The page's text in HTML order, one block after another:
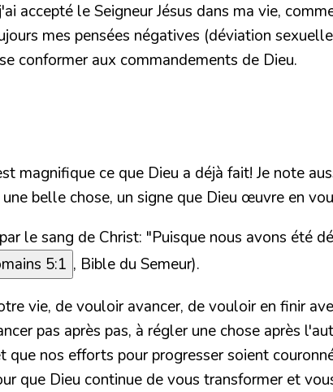
accepté le Seigneur Jésus dans ma vie,
mes pensées négatives (déviation
conformer aux commandements de Dieu.
magnifique ce que Dieu a déjà fait! Je note
belle chose, un signe que Dieu œuvre en
le sang de Christ: "Puisque nous avons été
5:1 , Bible du Semeur).
vie, de vouloir avancer, de vouloir en finir
pas après pas, à régler une chose après
nos efforts pour progresser soient
que Dieu continue de vous transformer et